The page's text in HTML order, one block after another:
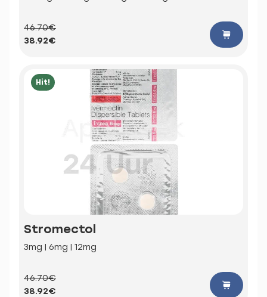
46.70€
38.92€
Hit!
Stromectol
3mg | 6mg | 12mg
46.70€
38.92€